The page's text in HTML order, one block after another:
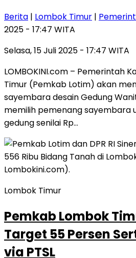
Berita | Lombok Timur |
2025 - 17:47 WITA
Selasa, 15 Juli 2025 - 17:47 WITA
LOMBOKINI.com – Pemerintah
Timur (Pemkab Lotim) akan
sayembara desain Gedung
memilih pemenang sayembara
gedung senilai Rp…
Lombok Timur
Pemkab Lombok
Target 55 Persen
via PTSL